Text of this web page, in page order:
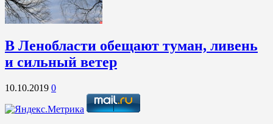
В Ленобласти обещают туман, ливень
и сильный ветер
10.10.2019 0